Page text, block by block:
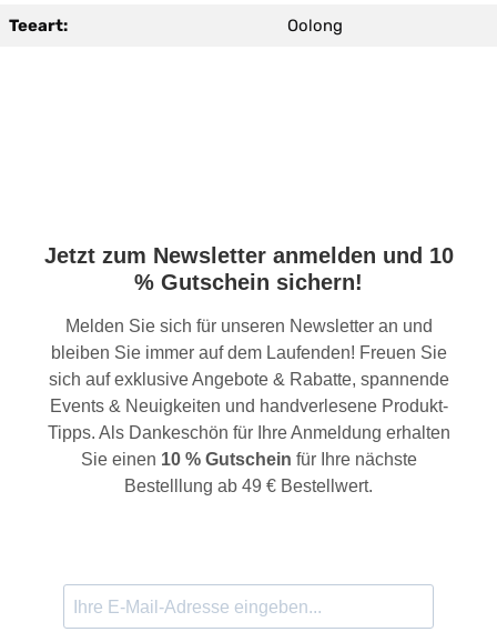
Teeart: Oolong
Jetzt zum Newsletter anmelden und 10
% Gutschein sichern!
Melden Sie sich für unseren Newsletter an und
bleiben Sie immer auf dem Laufenden! Freuen Sie
sich auf exklusive Angebote & Rabatte, spannende
Events & Neuigkeiten und handverlesene Produkt-
Tipps. Als Dankeschön für Ihre Anmeldung erhalten
Sie einen 10 % Gutschein für Ihre nächste
Bestelllung ab 49 € Bestellwert.